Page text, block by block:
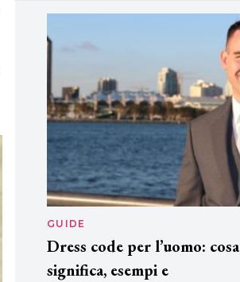
DAVINES
cofanetti beauty preziosi
per un regalo adatto ad
ogni capello
GUIDE
Dress code per l’uomo: cosa
significa, esempi e